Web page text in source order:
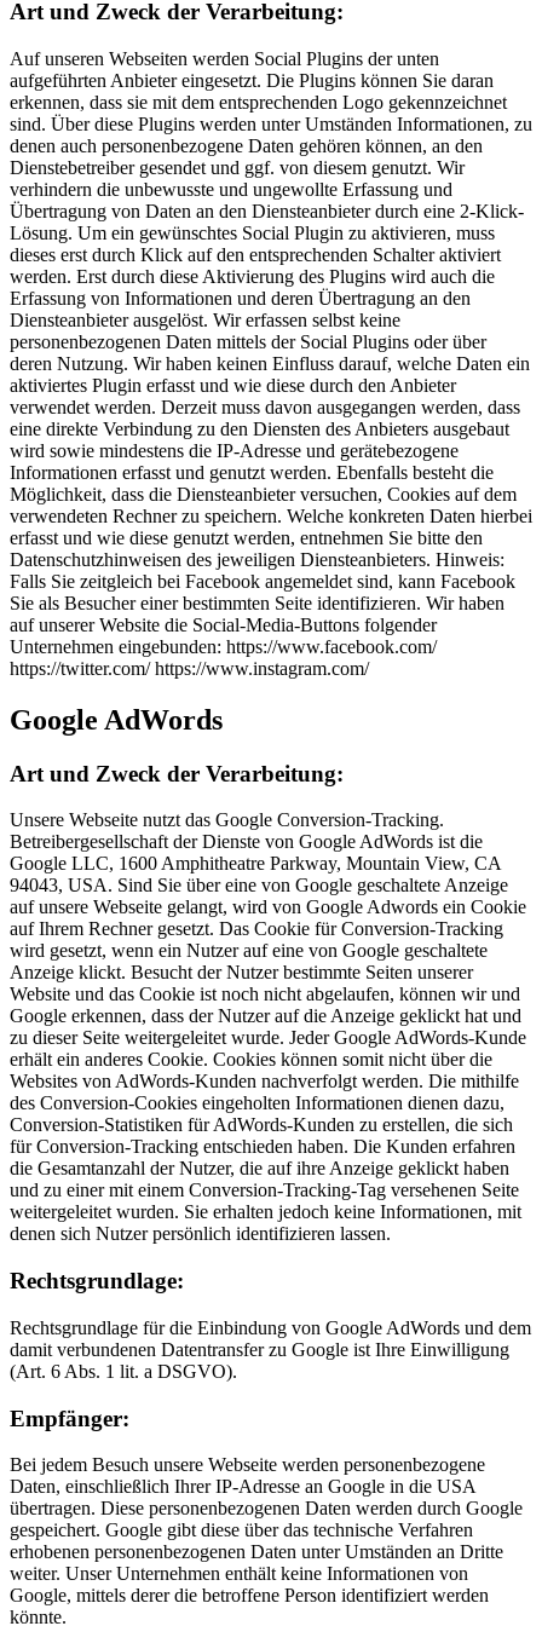
Art und Zweck der Verarbeitung:
Auf unseren Webseiten werden Social Plugins der unten
aufgeführten Anbieter eingesetzt. Die Plugins können Sie daran
erkennen, dass sie mit dem entsprechenden Logo gekennzeichnet
sind. Über diese Plugins werden unter Umständen Informationen, zu
denen auch personenbezogene Daten gehören können, an den
Dienstebetreiber gesendet und ggf. von diesem genutzt. Wir
verhindern die unbewusste und ungewollte Erfassung und
Übertragung von Daten an den Diensteanbieter durch eine 2-Klick-
Lösung. Um ein gewünschtes Social Plugin zu aktivieren, muss
dieses erst durch Klick auf den entsprechenden Schalter aktiviert
werden. Erst durch diese Aktivierung des Plugins wird auch die
Erfassung von Informationen und deren Übertragung an den
Diensteanbieter ausgelöst. Wir erfassen selbst keine
personenbezogenen Daten mittels der Social Plugins oder über
deren Nutzung. Wir haben keinen Einfluss darauf, welche Daten ein
aktiviertes Plugin erfasst und wie diese durch den Anbieter
verwendet werden. Derzeit muss davon ausgegangen werden, dass
eine direkte Verbindung zu den Diensten des Anbieters ausgebaut
wird sowie mindestens die IP-Adresse und gerätebezogene
Informationen erfasst und genutzt werden. Ebenfalls besteht die
Möglichkeit, dass die Diensteanbieter versuchen, Cookies auf dem
verwendeten Rechner zu speichern. Welche konkreten Daten hierbei
erfasst und wie diese genutzt werden, entnehmen Sie bitte den
Datenschutzhinweisen des jeweiligen Diensteanbieters. Hinweis:
Falls Sie zeitgleich bei Facebook angemeldet sind, kann Facebook
Sie als Besucher einer bestimmten Seite identifizieren. Wir haben
auf unserer Website die Social-Media-Buttons folgender
Unternehmen eingebunden: https://www.facebook.com/
https://twitter.com/ https://www.instagram.com/
Google AdWords
Art und Zweck der Verarbeitung:
Unsere Webseite nutzt das Google Conversion-Tracking.
Betreibergesellschaft der Dienste von Google AdWords ist die
Google LLC, 1600 Amphitheatre Parkway, Mountain View, CA
94043, USA. Sind Sie über eine von Google geschaltete Anzeige
auf unsere Webseite gelangt, wird von Google Adwords ein Cookie
auf Ihrem Rechner gesetzt. Das Cookie für Conversion-Tracking
wird gesetzt, wenn ein Nutzer auf eine von Google geschaltete
Anzeige klickt. Besucht der Nutzer bestimmte Seiten unserer
Website und das Cookie ist noch nicht abgelaufen, können wir und
Google erkennen, dass der Nutzer auf die Anzeige geklickt hat und
zu dieser Seite weitergeleitet wurde. Jeder Google AdWords-Kunde
erhält ein anderes Cookie. Cookies können somit nicht über die
Websites von AdWords-Kunden nachverfolgt werden. Die mithilfe
des Conversion-Cookies eingeholten Informationen dienen dazu,
Conversion-Statistiken für AdWords-Kunden zu erstellen, die sich
für Conversion-Tracking entschieden haben. Die Kunden erfahren
die Gesamtanzahl der Nutzer, die auf ihre Anzeige geklickt haben
und zu einer mit einem Conversion-Tracking-Tag versehenen Seite
weitergeleitet wurden. Sie erhalten jedoch keine Informationen, mit
denen sich Nutzer persönlich identifizieren lassen.
Rechtsgrundlage:
Rechtsgrundlage für die Einbindung von Google AdWords und dem
damit verbundenen Datentransfer zu Google ist Ihre Einwilligung
(Art. 6 Abs. 1 lit. a DSGVO).
Empfänger:
Bei jedem Besuch unsere Webseite werden personenbezogene
Daten, einschließlich Ihrer IP-Adresse an Google in die USA
übertragen. Diese personenbezogenen Daten werden durch Google
gespeichert. Google gibt diese über das technische Verfahren
erhobenen personenbezogenen Daten unter Umständen an Dritte
weiter. Unser Unternehmen enthält keine Informationen von
Google, mittels derer die betroffene Person identifiziert werden
könnte.